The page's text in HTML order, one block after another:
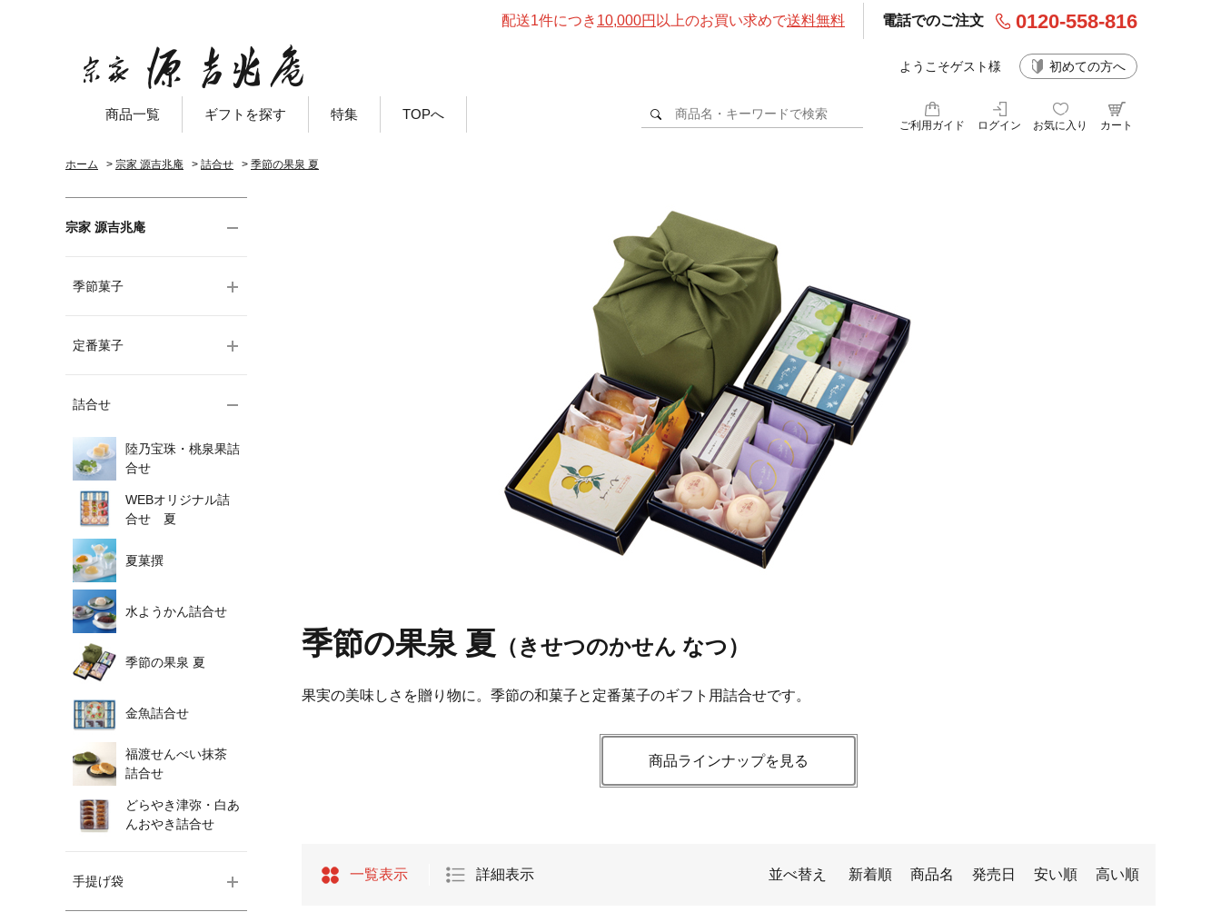
配送1件につき 10,000円 以上のお買い求めで送料無料 電話でのご注文 0120-558-816
ようこそゲスト様 初めての方へ
商品一覧 ギフトを探す 特集 TOPへ
ご利用ガイド ログイン お気に入り カート
ホーム > 宗家 源吉兆庵 > 詰合せ > 季節の果泉 夏
宗家 源吉兆庵
季節菓子
定番菓子
詰合せ
陸乃宝珠・桃泉果詰
合せ
WEBオリジナル詰
合せ 夏
夏菓撰
水ようかん詰合せ
季節の果泉 夏
金魚詰合せ
福渡せんべい抹茶
詰合せ
どらやき津弥・白あ
んおやき詰合せ
手提げ袋
季節の果泉 夏 （きせつのかせん なつ）
果実の美味しさを贈り物に。季節の和菓子と定番菓子のギフト用詰合せです。
商品ラインナップを見る
一覧表示 詳細表示 並べ替え 新着順 商品名 発売日 安い順 高い順